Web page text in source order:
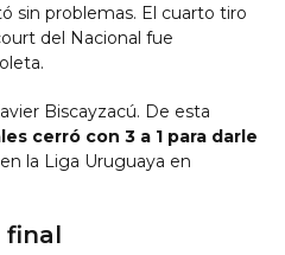
sin problemas. El cuarto tiro
del Nacional fue
Biscayzacú. De esta
cerró con 3 a 1 para darle
en la Liga Uruguaya en
final